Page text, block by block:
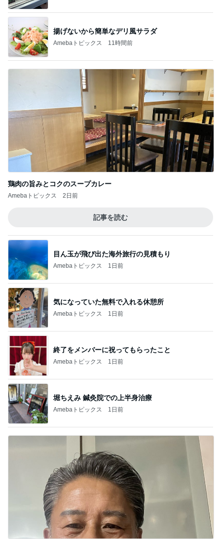
揚げないから簡単なデリ風サラダ
Amebaトピックス 11時間前
鶏肉の旨みとコクのスープカレー
Amebaトピックス 2日前
記事を読む
目ん玉が飛び出た海外旅行の見積もり
Amebaトピックス 1日前
気になっていた無料で入れる休憩所
Amebaトピックス 1日前
終了をメンバーに祝ってもらったこと
Amebaトピックス 1日前
堀ちえみ 鍼灸院での上半身治療
Amebaトピックス 1日前